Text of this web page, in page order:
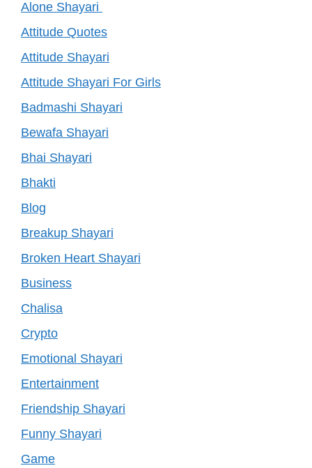
Alone Shayari
Attitude Quotes
Attitude Shayari
Attitude Shayari For Girls
Badmashi Shayari
Bewafa Shayari
Bhai Shayari
Bhakti
Blog
Breakup Shayari
Broken Heart Shayari
Business
Chalisa
Crypto
Emotional Shayari
Entertainment
Friendship Shayari
Funny Shayari
Game